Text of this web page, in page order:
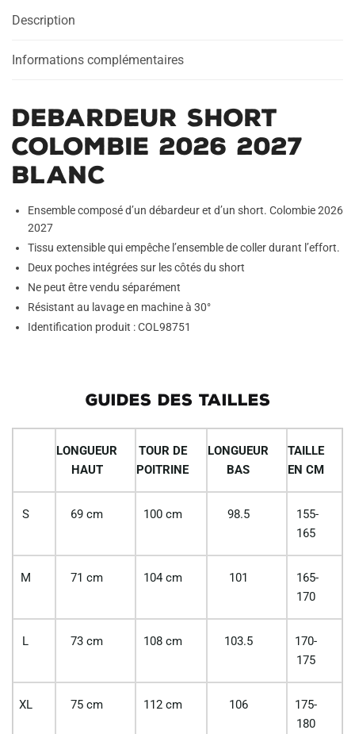
Blanc
Description
Informations complémentaires
Debardeur Short
Colombie 2026 2027
Blanc
Ensemble composé d’un débardeur et d’un short. Colombie 2026
2027
Tissu extensible qui empêche l’ensemble de coller durant l’effort.
Deux poches intégrées sur les côtés du short
Ne peut être vendu séparément
Résistant au lavage en machine à 30°
Identification produit : COL98751
GUIDES DES TAILLES
LONGUEUR
HAUT
TOUR DE
POITRINE
LONGUEUR
BAS
TAILLE
EN CM
S 69 cm 100 cm 98.5
155-
165
M 71 cm 104 cm 101
165-
170
L 73 cm 108 cm 103.5
170-
175
XL 75 cm 112 cm 106
175-
180